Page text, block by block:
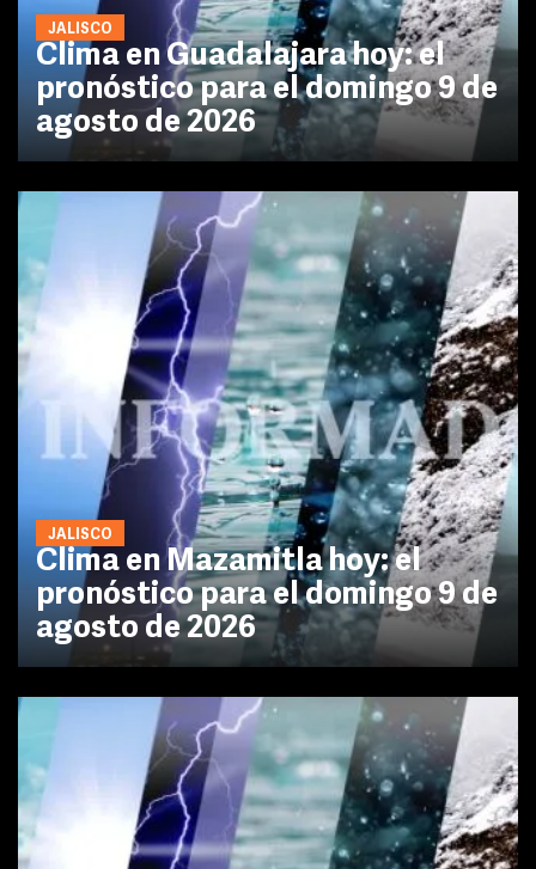
JALISCO
Clima en Guadalajara hoy: el
pronóstico para el domingo 9 de
agosto de 2026
JALISCO
Clima en Mazamitla hoy: el
pronóstico para el domingo 9 de
agosto de 2026